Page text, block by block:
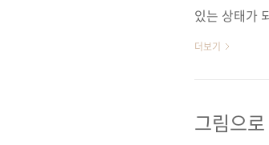
있는 상태가
충분하거나
를 정리한 순
더보기
그림으